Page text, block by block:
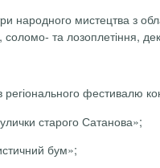
народного мистецтва з
та лозоплетіння,
регіонального фестивалю
старого Сатанова»;
бум»;